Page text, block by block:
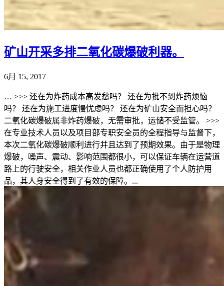
矿山开采多排二氧化碳爆破利器。
6月 15, 2017
… >>> 还在为炸药成本高发愁吗？ 还在为批不到炸药烦恼
吗？ 还在为施工进度慢忧虑吗？ 还在为矿山安全而担心吗？
二氧化碳爆破属非炸药爆破，无需审批，运储不受监管。 >>>
在专业技术人员以及项目部专职安全员的全程指导与监督下，
本次二氧化碳爆破顺利进行并且达到了预期效果。由于是物理
爆破，噪声、震动、影响范围都很小，可以保证车辆在运营道
路上的行驶安全，相关作业人员也都正确使用了个人防护用
品，其人身安全得到了有效的保障。...